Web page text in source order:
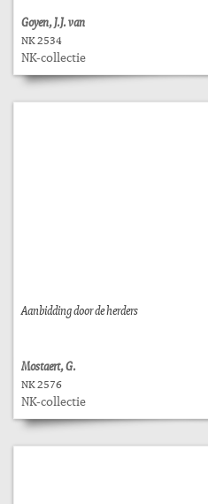
Goyen, J.J. van
NK 2534
NK-collectie
Aanbidding door de herders
Mostaert, G.
NK 2576
NK-collectie